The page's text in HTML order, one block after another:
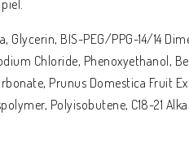
Glycerin, BIS-PEG/PPG-14/14
Chloride, Phenoxyethanol,
Prunus Domestica Fruit
Polyisobutene, C18-21